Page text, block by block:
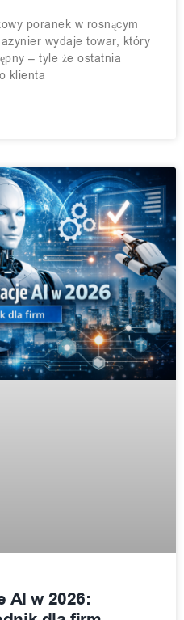
poranek w rosnącym
wydaje towar, który
– tyle że ostatnia
klienta
AI w 2026: